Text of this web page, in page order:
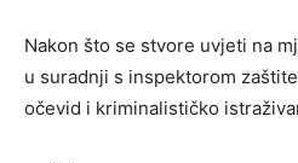
Nakon što se stvore uvjeti na
u suradnji s inspektorom
očevid i kriminalističko